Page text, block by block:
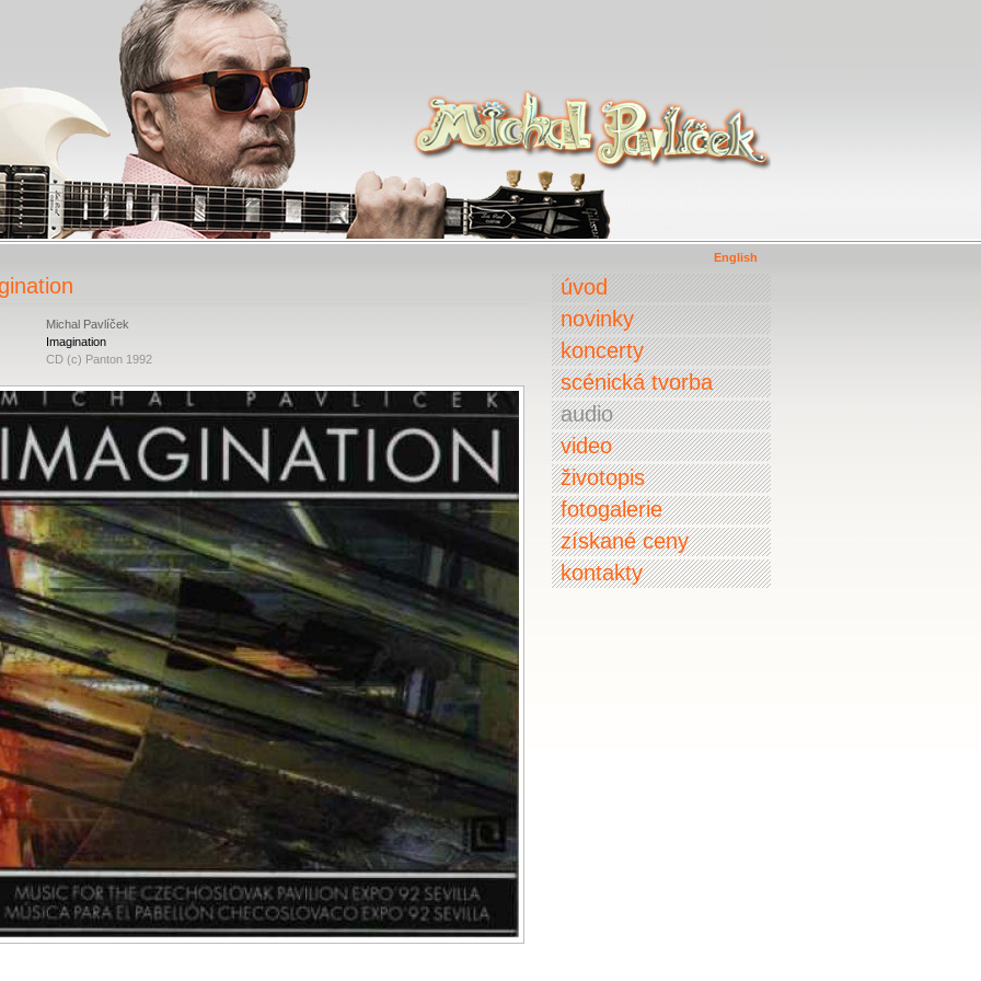
English
Michal Pavlíček
Imagination
CD (c) Panton 1992
úvod
novinky
koncerty
scénická tvorba
audio
video
životopis
fotogalerie
získané ceny
kontakty